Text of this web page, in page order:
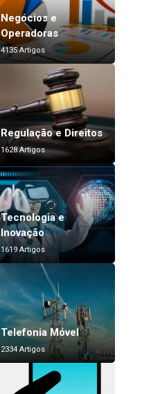
Negócios e
Operadoras
4135 Artigos
Regulação e Direitos
1628 Artigos
Tecnologia e
Inovação
1619 Artigos
Telefonia Móvel
2334 Artigos